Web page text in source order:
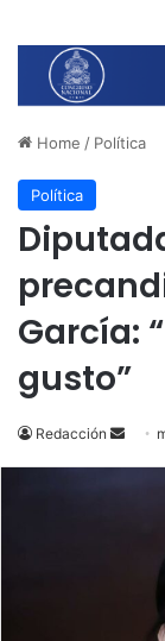
Home / Política
Política
García:
gusto”
Redacción
Send